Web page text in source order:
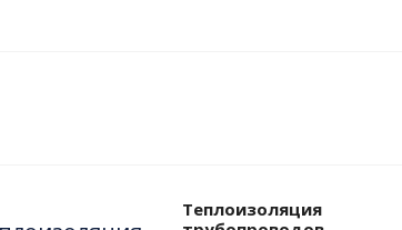
Теплоизоляция